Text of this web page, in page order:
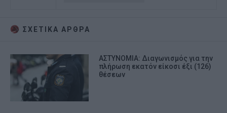
ΣΧΕΤΙΚA AΡΘΡΑ
ΑΣΤΥΝΟΜΙΑ: Διαγωνισμός για την
πλήρωση εκατόν είκοσι έξι (126)
θέσεων